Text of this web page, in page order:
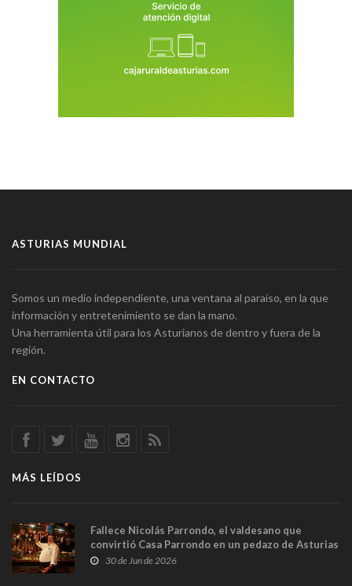
ASTURIAS MUNDIAL
Somos un medio independiente, una ventana al paraíso, en la que
información y entretenimiento se dan la mano.
Una herramienta útil para los Asturianos de dentro y fuera de la
región.
EN CONTACTO
MÁS LEÍDOS
Fallece Nicolás Parrondo, el valdesano que
convirtió Casa Parrondo en un pedazo de Asturias
en Madrid
30 de Jun de 2026